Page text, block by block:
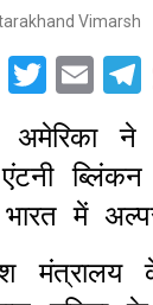
Vimarsh
M
s
s
e
n
T
w
i
t
t
e
E
a
i
l
ने
में
मंत्रालय